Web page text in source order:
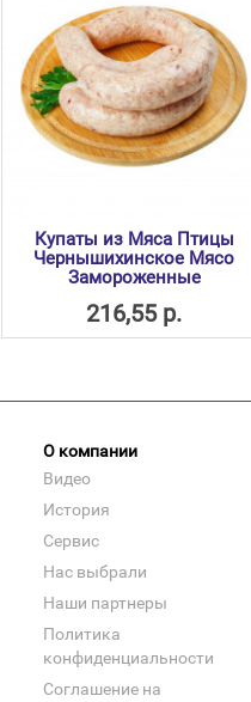
Купаты из Мяса Птицы
Чернышихинское Мясо
Замороженные
216,55 р.
О компании
Видео
История
Сервис
Нас выбрали
Наши партнеры
Политика
конфиденциальности
Соглашение на